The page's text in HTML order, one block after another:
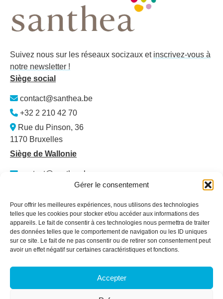
Gérer le consentement
Pour offrir les meilleures expériences, nous utilisons des technologies
telles que les cookies pour stocker et/ou accéder aux informations des
appareils. Le fait de consentir à ces technologies nous permettra de traiter
des données telles que le comportement de navigation ou les ID uniques
sur ce site. Le fait de ne pas consentir ou de retirer son consentement peut
avoir un effet négatif sur certaines caractéristiques et fonctions.
Accepter
Suivez nous sur les réseaux socizaux et inscrivez-vous à
notre newsletter !
Siège social
contact@santhea.be
+32 2 210 42 70
Rue du Pinson, 36
1170 Bruxelles
Siège de Wallonie
contact@santhea.be
Namur Office Park
5101 Loyers
Plan du site
Qui sommes-nous ?
Services & Formations